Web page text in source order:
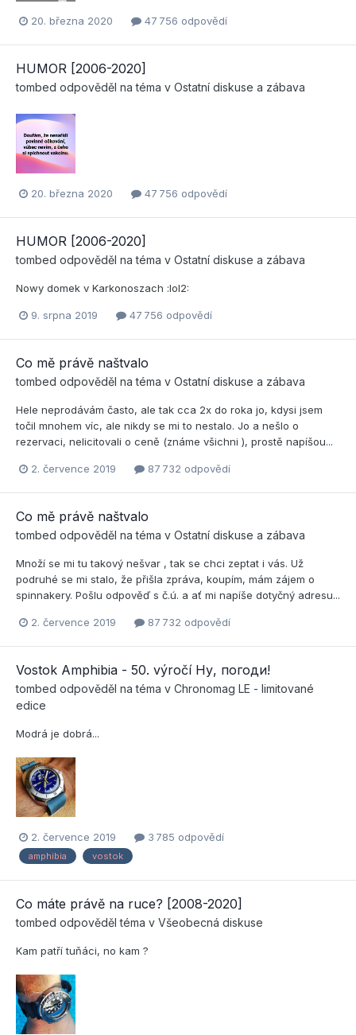
20. března 2020 47 756 odpovědí
HUMOR [2006-2020]
tombed odpověděl na téma v Ostatní diskuse a zábava
20. března 2020 47 756 odpovědí
HUMOR [2006-2020]
tombed odpověděl na téma v Ostatní diskuse a zábava
Nowy domek v Karkonoszach :lol2:
9. srpna 2019 47 756 odpovědí
Co mě právě naštvalo
tombed odpověděl na téma v Ostatní diskuse a zábava
Hele neprodávám často, ale tak cca 2x do roka jo, kdysi jsem
točil mnohem víc, ale nikdy se mi to nestalo. Jo a nešlo o
rezervaci, nelicitovali o ceně (známe všichni ), prostě napíšou...
2. července 2019 87 732 odpovědí
Co mě právě naštvalo
tombed odpověděl na téma v Ostatní diskuse a zábava
Množí se mi tu takový nešvar , tak se chci zeptat i vás. Už
podruhé se mi stalo, že přišla zpráva, koupím, mám zájem o
spinnakery. Pošlu odpověď s č.ú. a ať mi napíše dotyčný adresu...
2. července 2019 87 732 odpovědí
Vostok Amphibia - 50. výročí Ну, погоди!
tombed odpověděl na téma v Chronomag LE - limitované
edice
Modrá je dobrá...
2. července 2019 3 785 odpovědí
amphibia vostok
Co máte právě na ruce? [2008-2020]
tombed odpověděl téma v Všeobecná diskuse
Kam patří tuňáci, no kam ?